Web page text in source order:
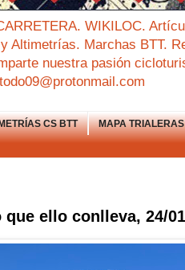
WIKILOC.
Altimetrías. Marchas BTT.
nuestra pasión
CS BTT MAPA
ello conlleva, 24/